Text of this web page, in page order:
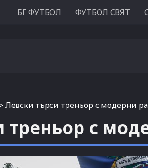
БГ ФУТБОЛ ФУТБОЛ СВЯТ
>Левски търси треньор с модерни
треньор с